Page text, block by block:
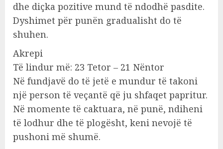
dhe diçka pozitive mund të ndodhë pasdite.
Dyshimet për punën gradualisht do të
shuhen.
Akrepi
Të lindur më: 23 Tetor – 21 Nëntor
Në fundjavë do të jetë e mundur të takoni
një person të veçantë që ju shfaqet papritur.
Në momente të caktuara, në punë, ndiheni
të lodhur dhe të plogësht, keni nevojë të
pushoni më shumë.